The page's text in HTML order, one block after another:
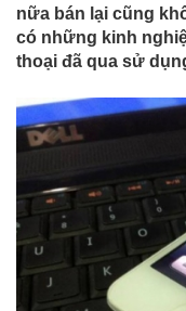
nữa bán lại cũng
có những kinh
thoại đã qua sử